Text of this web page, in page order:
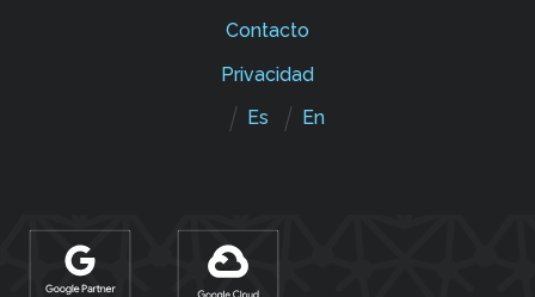
Contacto
Privacidad
Es
En